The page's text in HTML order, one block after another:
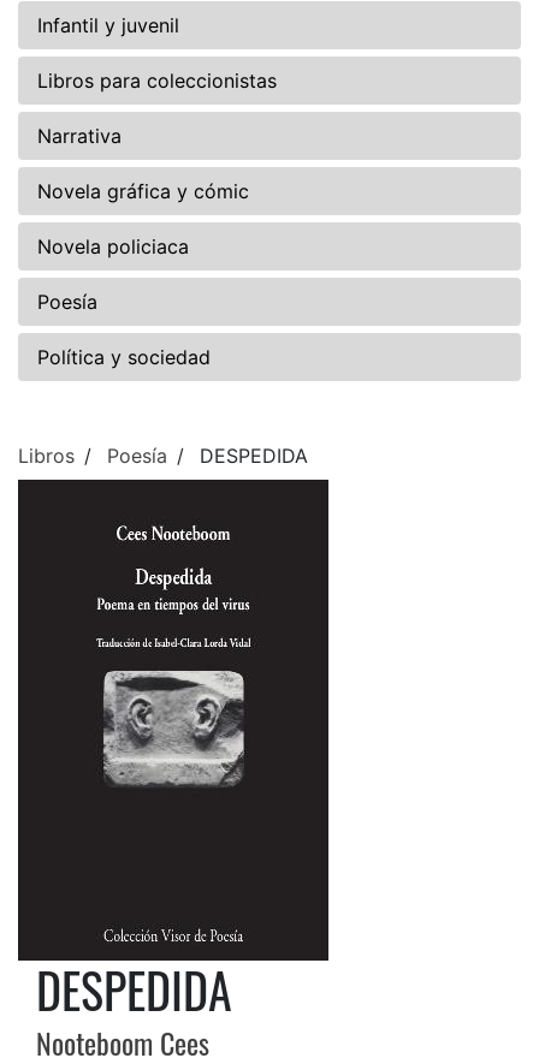
Infantil y juvenil
Libros para coleccionistas
Narrativa
Novela gráfica y cómic
Novela policiaca
Poesía
Política y sociedad
Libros Poesía DESPEDIDA
DESPEDIDA
Nooteboom Cees